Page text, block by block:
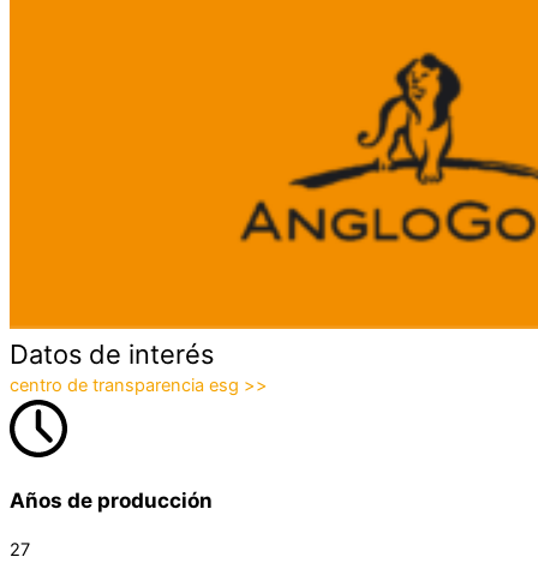
Datos de interés
centro de transparencia esg >>
Años de producción
27